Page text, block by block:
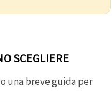
SCEGLIERE
una breve guida per